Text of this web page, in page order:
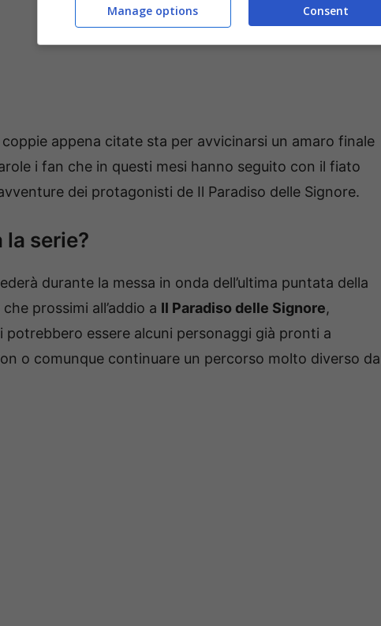
appena citate sta per avvicinarsi un amaro finale
i fan che in questi mesi hanno seguito con il fiato
dei protagonisti de Il Paradiso delle Signore.
la serie?
durante la messa in onda dell’ultima puntata della
prossimi all’addio a Il Paradiso delle Signore,
essere alcuni personaggi già pronti a
o comunque continuare un percorso molto diverso da
Consent
Manage options